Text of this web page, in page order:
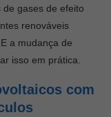
gases de efeito
renováveis
a mudança de
isso em prática.
com